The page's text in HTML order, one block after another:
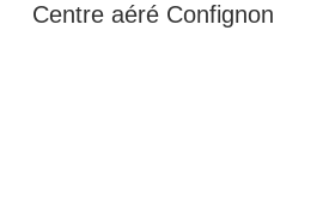
Centre aéré Confignon